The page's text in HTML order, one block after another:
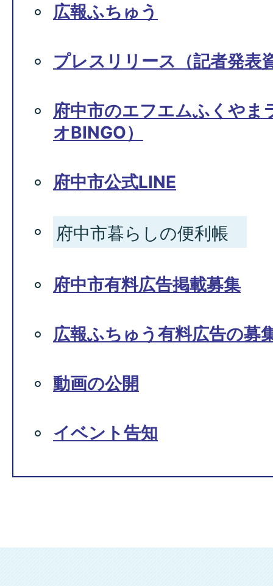
広報ふちゅう
プレスリリース（記者発表
府中市のエフエムふくやま
オBINGO）
府中市公式LINE
府中市暮らしの便利帳
府中市有料広告掲載募集
広報ふちゅう有料広告の募
動画の公開
イベント告知